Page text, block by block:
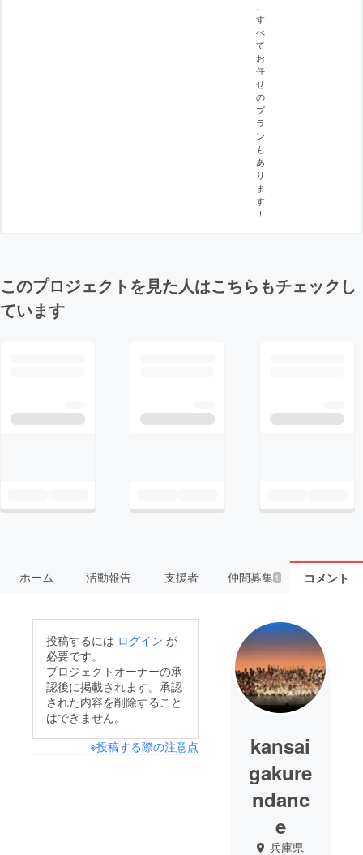
す
べ
て
お
任
せ
の
プ
ラ
ン
も
あ
り
ま
す
！
このプロジェクトを見た人はこちらもチェックし
ています
ホーム 活動報告 支援者 仲間募集 1 コメント
投稿するには ログイン が
必要です。
プロジェクトオーナーの承
認後に掲載されます。承認
された内容を削除すること
はできません。
※投稿する際の注意点
kansai
gakure
ndanc
e
兵庫県